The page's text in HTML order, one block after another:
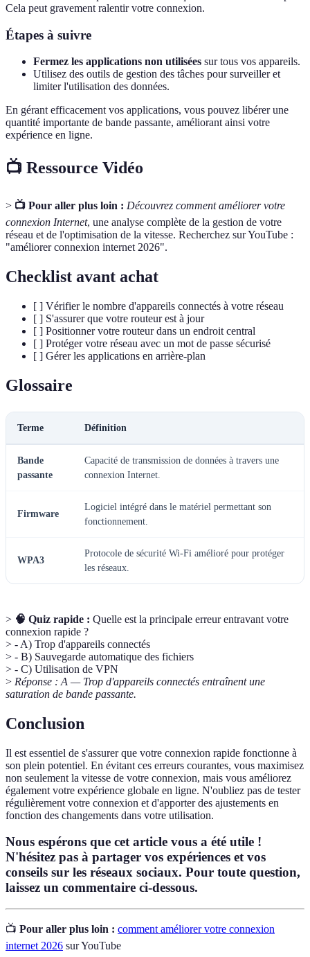
Cela peut gravement ralentir votre connexion.
Étapes à suivre
Fermez les applications non utilisées sur tous vos appareils.
Utilisez des outils de gestion des tâches pour surveiller et
limiter l'utilisation des données.
En gérant efficacement vos applications, vous pouvez libérer une
quantité importante de bande passante, améliorant ainsi votre
expérience en ligne.
📺 Ressource Vidéo
> 📺 Pour aller plus loin : Découvrez comment améliorer votre
connexion Internet, une analyse complète de la gestion de votre
réseau et de l'optimisation de la vitesse. Recherchez sur YouTube :
"améliorer connexion internet 2026".
Checklist avant achat
[ ] Vérifier le nombre d'appareils connectés à votre réseau
[ ] S'assurer que votre routeur est à jour
[ ] Positionner votre routeur dans un endroit central
[ ] Protéger votre réseau avec un mot de passe sécurisé
[ ] Gérer les applications en arrière-plan
Glossaire
Terme Définition
Bande
passante
Capacité de transmission de données à travers une
connexion Internet.
Firmware
Logiciel intégré dans le matériel permettant son
fonctionnement.
WPA3
Protocole de sécurité Wi-Fi amélioré pour protéger
les réseaux.
> 🧠 Quiz rapide : Quelle est la principale erreur entravant votre
connexion rapide ?
> - A) Trop d'appareils connectés
> - B) Sauvegarde automatique des fichiers
> - C) Utilisation de VPN
> Réponse : A — Trop d'appareils connectés entraînent une
saturation de bande passante.
Conclusion
Il est essentiel de s'assurer que votre connexion rapide fonctionne à
son plein potentiel. En évitant ces erreurs courantes, vous maximisez
non seulement la vitesse de votre connexion, mais vous améliorez
également votre expérience globale en ligne. N'oubliez pas de tester
régulièrement votre connexion et d'apporter des ajustements en
fonction des changements dans votre utilisation.
Nous espérons que cet article vous a été utile !
N'hésitez pas à partager vos expériences et vos
conseils sur les réseaux sociaux. Pour toute question,
laissez un commentaire ci-dessous.
📺 Pour aller plus loin : comment améliorer votre connexion
internet 2026 sur YouTube